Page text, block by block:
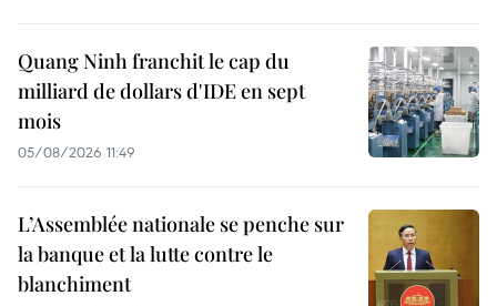
Quang Ninh franchit le cap du
milliard de dollars d'IDE en sept
mois
05/08/2026 11:49
L’Assemblée nationale se penche sur
la banque et la lutte contre le
blanchiment